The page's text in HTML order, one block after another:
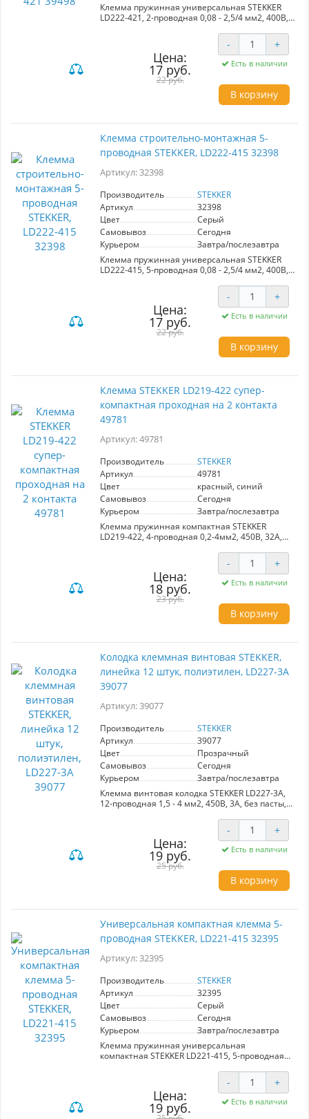
Клемма пружинная универсальная STEKKER
LD222-421, 2-проводная 0,08 - 2,5/4 мм2, 400В,
пластик, латунь. Тип провода одножильный/
многожильный, материал провода медь,
температура окружающей среды -20...+40°C
Цена:
17 руб.
22 руб.
- +
Есть в наличии
В корзину
Клемма строительно-монтажная 5-
проводная STEKKER, LD222-415 32398
Артикул: 32398
Производитель
STEKKER
Артикул
32398
Цвет
Серый
Самовывоз
Сегодня
Курьером
Завтра/послезавтра
Клемма пружинная универсальная STEKKER
LD222-415, 5-проводная 0,08 - 2,5/4 мм2, 400В,
пластик, латунь. Тип провода одножильный/
многожильный, материал провода медь,
температура окружающей среды -20...+40°C
Цена:
17 руб.
22 руб.
- +
Есть в наличии
В корзину
Клемма STEKKER LD219-422 супер-
компактная проходная на 2 контакта
49781
Артикул: 49781
Производитель
STEKKER
Артикул
49781
Цвет
красный, синий
Самовывоз
Сегодня
Курьером
Завтра/послезавтра
Клемма пружинная компактная STEKKER
LD219-422, 4-проводная 0,2-4мм2, 450В, 32А,
медь. Тип провода одножильный/
многожильный, материал провода медь,
температура окружающей среды -40..+50
Цена:
18 руб.
23 руб.
- +
Есть в наличии
В корзину
Колодка клеммная винтовая STEKKER,
линейка 12 штук, полиэтилен, LD227-3A
39077
Артикул: 39077
Производитель
STEKKER
Артикул
39077
Цвет
Прозрачный
Самовывоз
Сегодня
Курьером
Завтра/послезавтра
Клемма винтовая колодка STEKKER LD227-3A,
12-проводная 1,5 - 4 мм2, 450В, 3А, без пасты,
одножильный/многожильный, материал
провода латунь/медь, температура
окружающей среды -25°C ..+80°C
Цена:
19 руб.
25 руб.
- +
Есть в наличии
В корзину
Универсальная компактная клемма 5-
проводная STEKKER, LD221-415 32395
Артикул: 32395
Производитель
STEKKER
Артикул
32395
Цвет
Серый
Самовывоз
Сегодня
Курьером
Завтра/послезавтра
Клемма пружинная универсальная
компактная STEKKER LD221-415, 5-проводная
изделия пластик, латунь. Тип провода
одножильный/многожильный, материал
провода медь, температура окружающей
среды -20...+40°C
Цена:
19 руб.
- +
Есть в наличии